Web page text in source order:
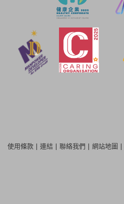
使用條款 | 連結 | 聯絡我們 | 網站地圖 |